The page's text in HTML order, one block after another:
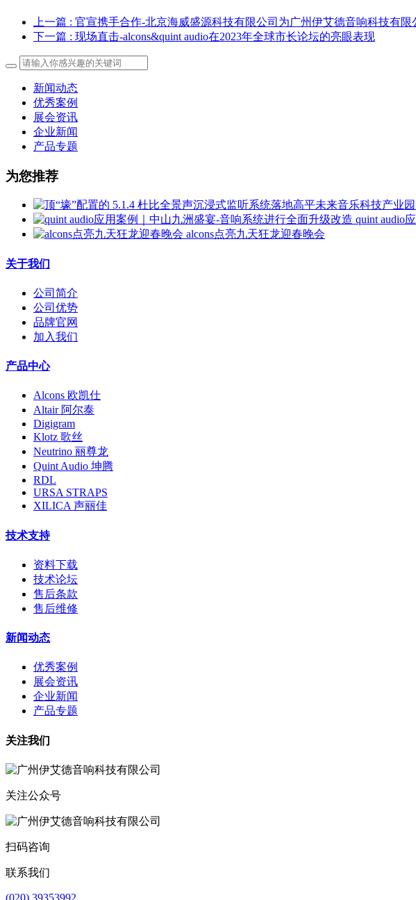
上一篇 : 官宣携手合作-北京海威盛源科技有限公司为广州伊艾德音响科技有
下一篇 : 现场直击-alcons&quint audio在2023年全球市长论坛的亮眼表现
新闻动态
优秀案例
展会资讯
企业新闻
产品专题
为您推荐
quint audio
alcons点亮九天狂龙迎春晚会
关于我们
公司简介
公司优势
品牌官网
加入我们
产品中心
Alcons 欧凯仕
Altair 阿尔泰
Digigram
Klotz 歌丝
Neutrino 丽尊龙
Quint Audio 坤腾
RDL
URSA STRAPS
XILICA 声丽佳
技术支持
资料下载
技术论坛
售后条款
售后维修
新闻动态
优秀案例
展会资讯
企业新闻
产品专题
关注我们
关注公众号
扫码咨询
联系我们
(020) 39353992